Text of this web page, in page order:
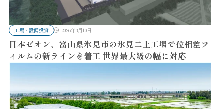
工場・設備投資 2026年3月10日
日本ゼオン、富山県氷見市の氷見二上工場で位相差フ
ィルムの新ラインを着工 世界最大級の幅に対応